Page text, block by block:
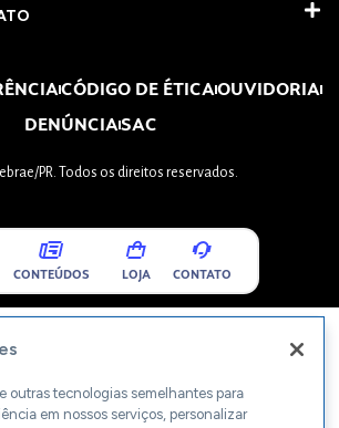
CÓDIGO DE ÉTICAOUVIDORIA
DENÚNCIASAC
PR. Todos os direitos reservados.
CONTEÚDOS LOJA CONTATO
outras tecnologias semelhantes para
em nossos serviços, personalizar